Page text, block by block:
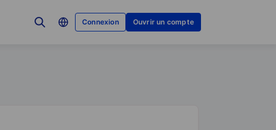
Connexion Ouvrir un compte